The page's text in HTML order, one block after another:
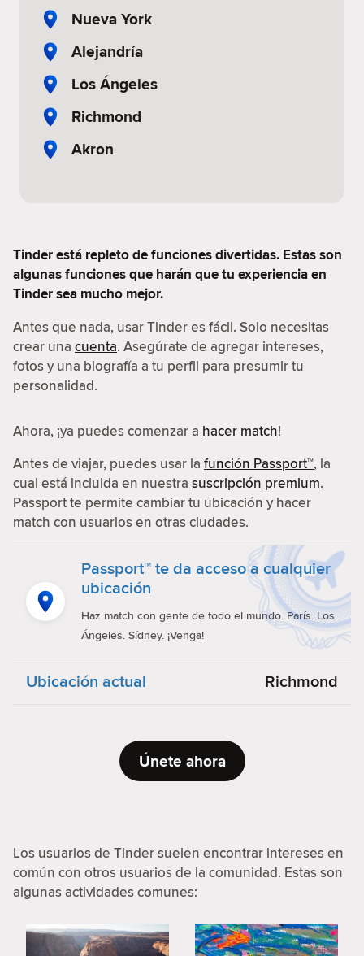
Nueva York
Alejandría
Los Ángeles
Richmond
Akron
Tinder está repleto de funciones divertidas. Estas son
algunas funciones que harán que tu experiencia en
Tinder sea mucho mejor.
Antes que nada, usar Tinder es fácil. Solo necesitas
crear una cuenta. Asegúrate de agregar intereses,
fotos y una biografía a tu perfil para presumir tu
personalidad.
Ahora, ¡ya puedes comenzar a hacer match!
Antes de viajar, puedes usar la función Passport™, la
cual está incluida en nuestra suscripción premium.
Passport te permite cambiar tu ubicación y hacer
match con usuarios en otras ciudades.
Passport™ te da acceso a cualquier
ubicación
Haz match con gente de todo el mundo. París. Los
Ángeles. Sídney. ¡Venga!
Ubicación actual Richmond
Únete ahora
Los usuarios de Tinder suelen encontrar intereses en
común con otros usuarios de la comunidad. Estas son
algunas actividades comunes: